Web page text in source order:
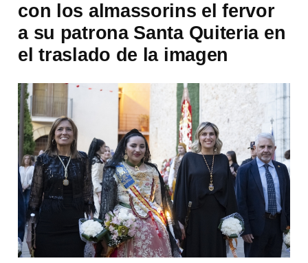
con los almassorins el fervor
a su patrona Santa Quiteria en
el traslado de la imagen